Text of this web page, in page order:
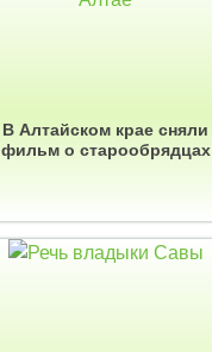
В Алтайском крае сняли
фильм о старообрядцах